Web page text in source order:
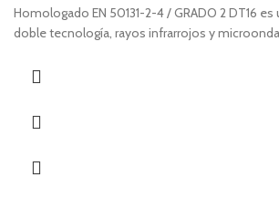
Homologado EN 50131-2-4 / GRADO 2 DT16
doble tecnología, rayos infrarrojos y